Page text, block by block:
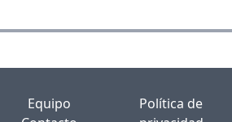
Equipo
Política de